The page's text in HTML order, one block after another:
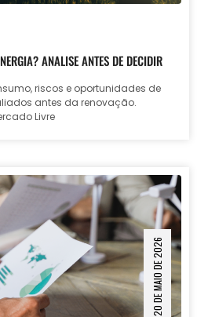
ANALISE ANTES DE DECIDIR
riscos e oportunidades de
antes da renovação.
Livre
20 DE MAIO DE 2026